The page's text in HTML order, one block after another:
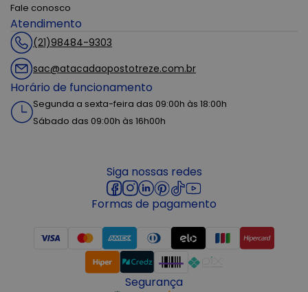
Fale conosco
Atendimento
(21)98484-9303
sac@atacadaopostotreze.com.br
Horário de funcionamento
Segunda a sexta-feira das 09:00h às 18:00h
Sábado das 09:00h às 16h00h
Siga nossas redes
Formas de pagamento
Segurança